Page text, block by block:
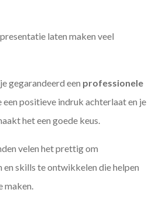
laten maken veel
gegarandeerd een professionele
positieve indruk achterlaat en je
het een goede keus.
velen het prettig om
skills te ontwikkelen die helpen
maken.